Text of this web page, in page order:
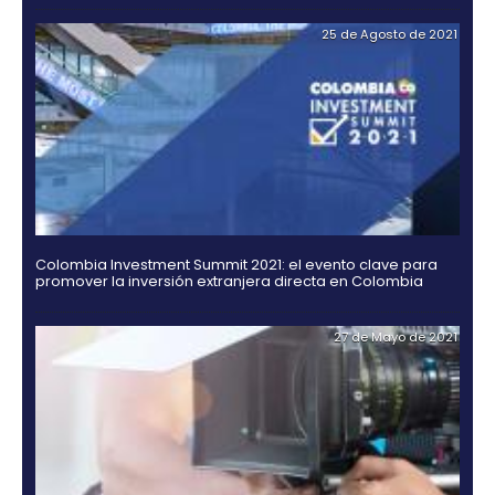
Rating agencies Moody's, Fitch and Standard &
ratify their confidence in Colombia
02 de